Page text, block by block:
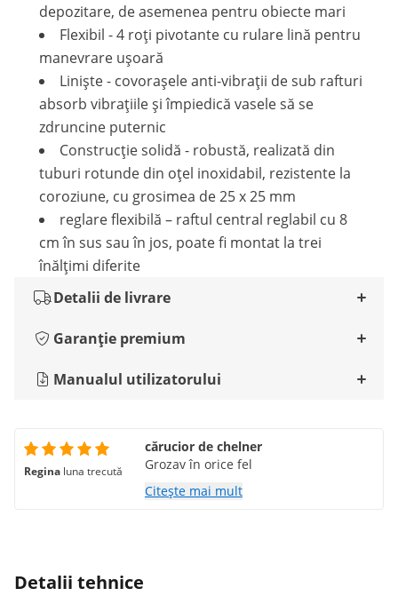
depozitare, de asemenea pentru obiecte mari
Flexibil - 4 roți pivotante cu rulare lină pentru
manevrare ușoară
Liniște - covorașele anti-vibrații de sub rafturi
absorb vibrațiile și împiedică vasele să se
zdruncine puternic
Construcție solidă - robustă, realizată din
tuburi rotunde din oțel inoxidabil, rezistente la
coroziune, cu grosimea de 25 x 25 mm
reglare flexibilă – raftul central reglabil cu 8
cm în sus sau în jos, poate fi montat la trei
înălțimi diferite
Detalii de livrare
Garanție premium
Manualul utilizatorului
Regina luna trecută
cărucior de chelner
Grozav în orice fel
Citește mai mult
Detalii tehnice